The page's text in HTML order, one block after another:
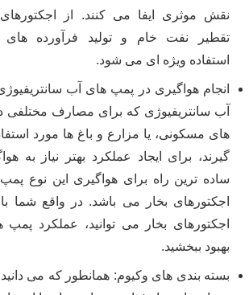
نقش موثری ایفا می کنند. از
تقطیر نفت خام و تولید فرآورده های
استفاده ویژه ای می شود.
انجام هواگیری در پمپ های آب
آب سانتریفیوژی که برای مصارف مختلفی
های مسکونی، یا مزارع و باغ ها مورد
گیرند، برای ایجاد عملکرد بهتر نیاز به
ساده ترین راه برای هواگیری این نوع پمپ
اجکتورهای بخار می باشد. در واقع شما با
اجکتورهای بخار می توانید، عملکرد پمپ
بهبود ببخشید.
بسته بندی های وکیوم: همانطور که می